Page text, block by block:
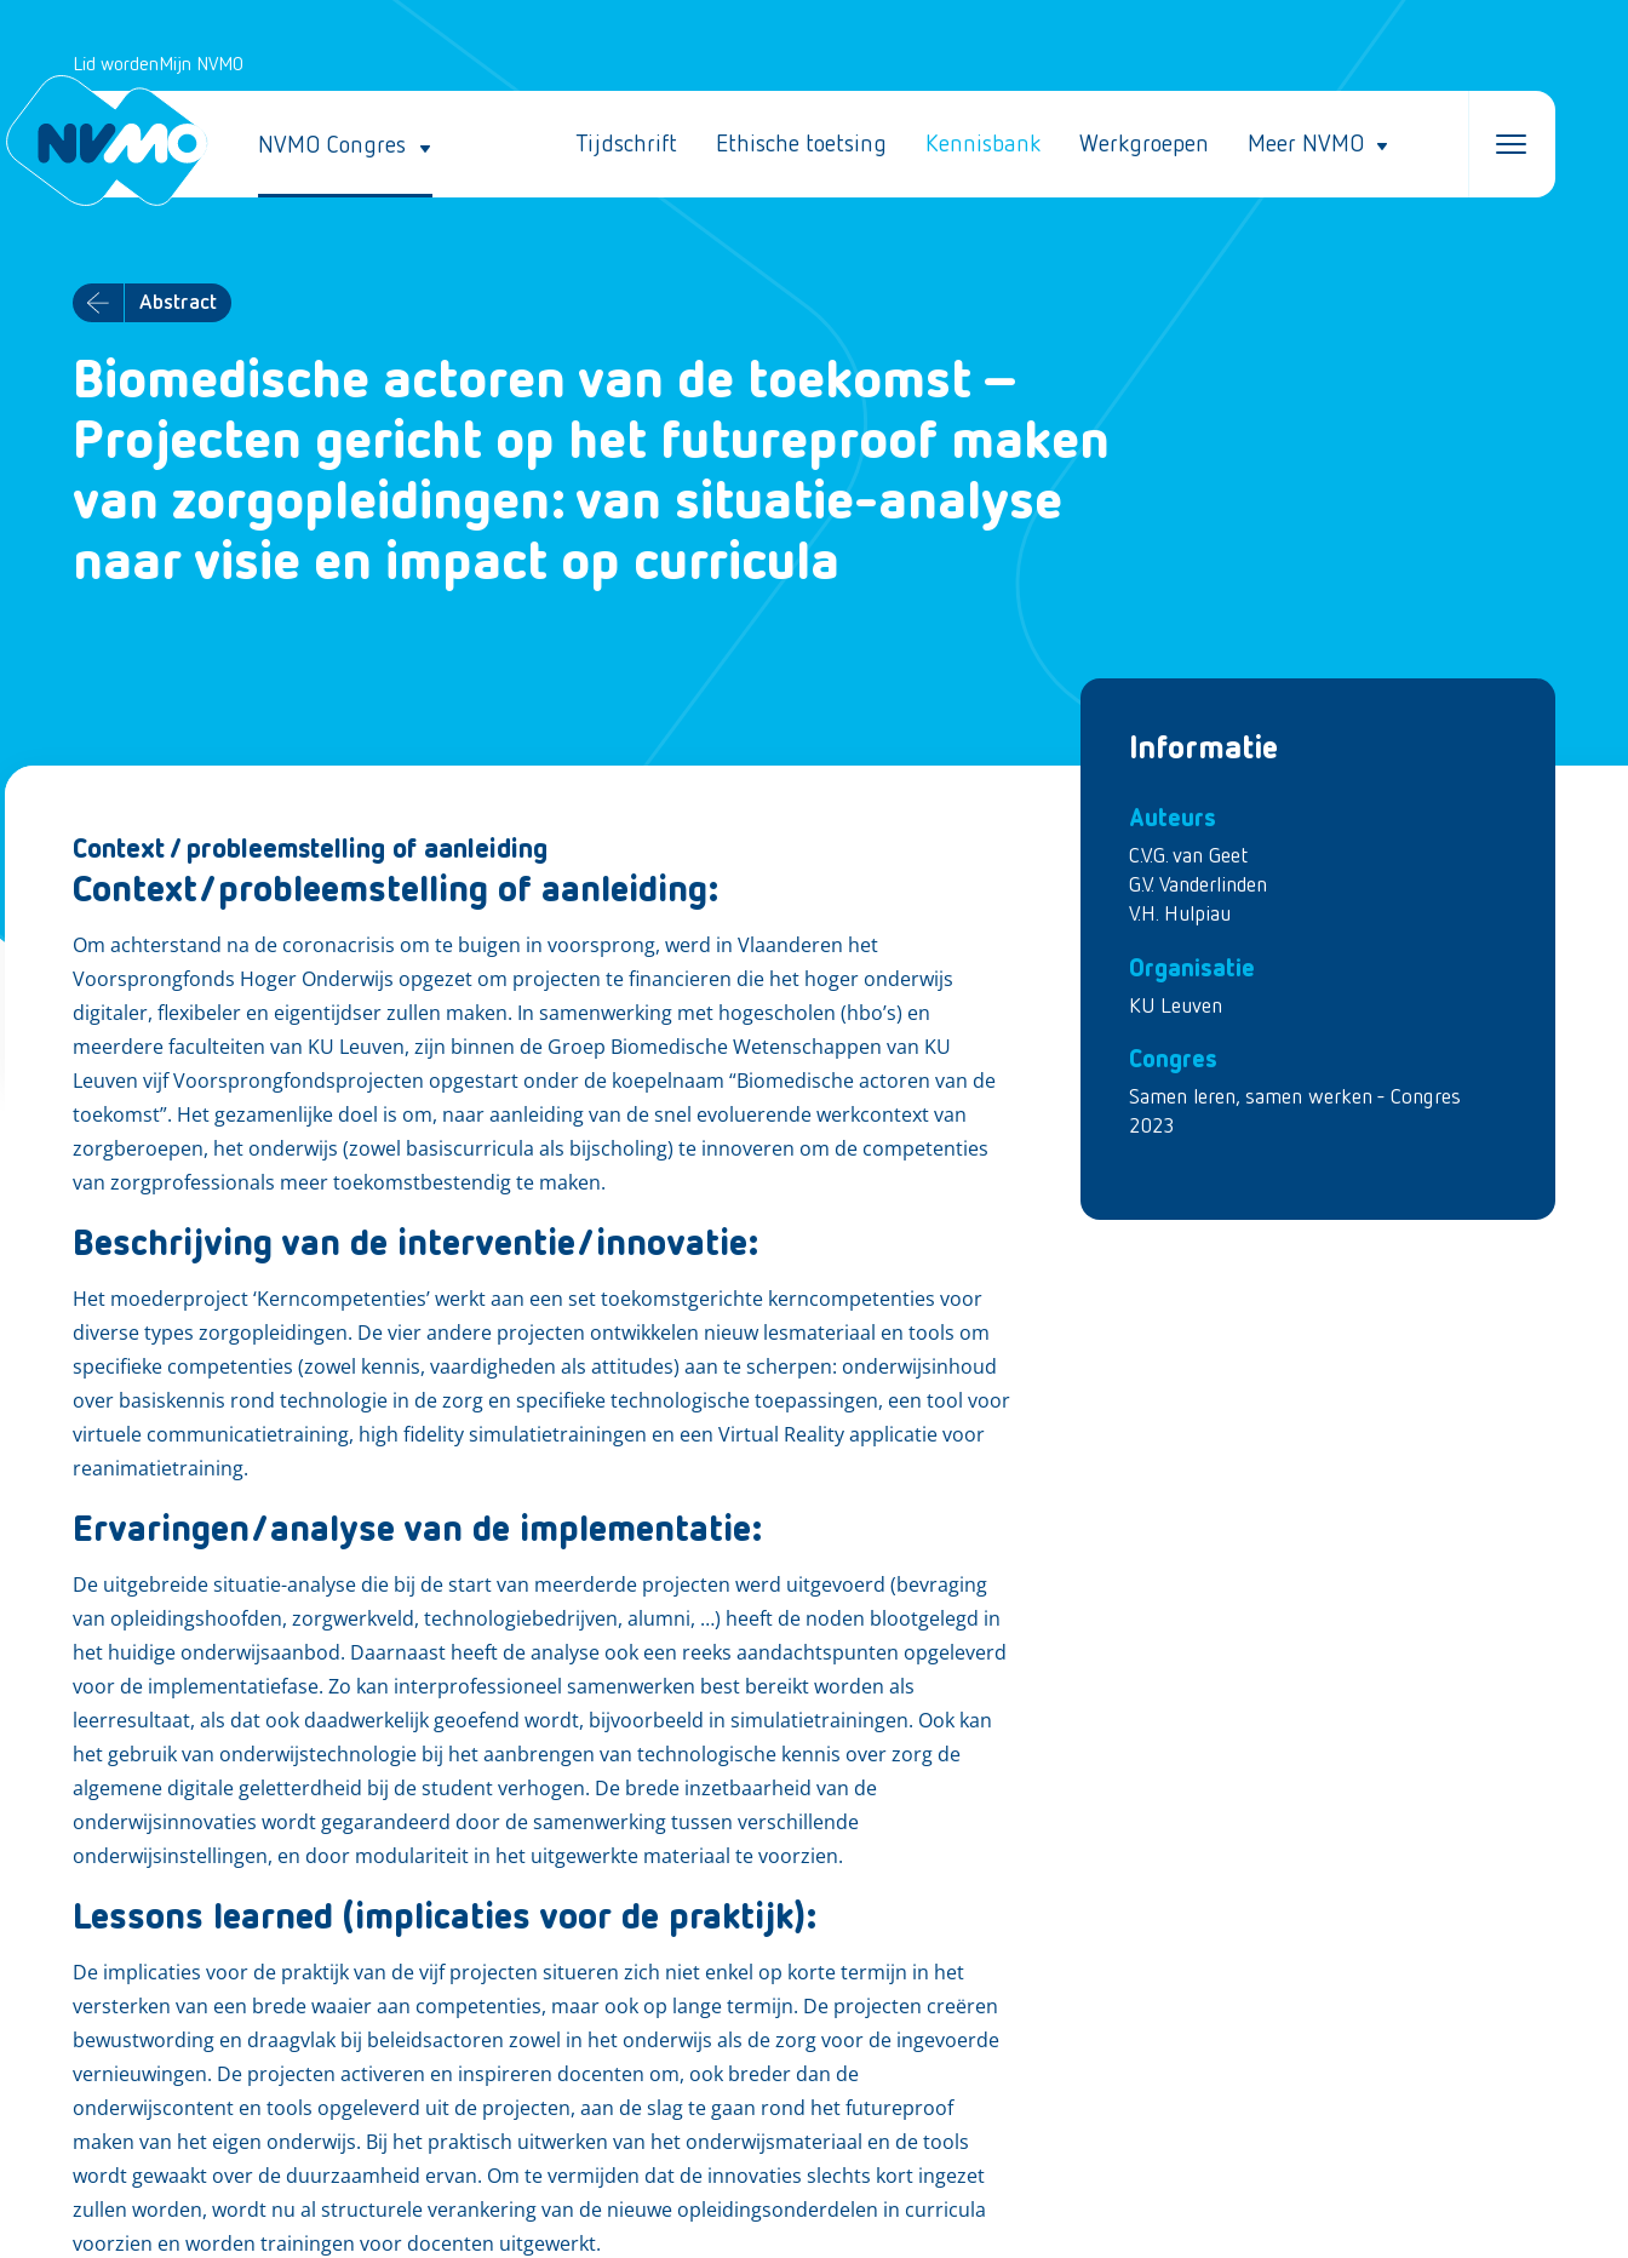
Lid wordenMijn NVMO
NVMO Congres Tijdschrift Ethische toetsing Kennisbank Werkgroepen Meer NVMO
Abstract
Biomedische actoren van de toekomst –
Projecten gericht op het futureproof maken
van zorgopleidingen: van situatie-analyse
naar visie en impact op curricula
Informatie
Auteurs
C.V.G. van Geet
G.V. Vanderlinden
V.H. Hulpiau
Organisatie
KU Leuven
Congres
Samen leren, samen werken - Congres
2023
Context / probleemstelling of aanleiding
Context/probleemstelling of aanleiding:
Om achterstand na de coronacrisis om te buigen in voorsprong, werd in Vlaanderen het
Voorsprongfonds Hoger Onderwijs opgezet om projecten te financieren die het hoger onderwijs
digitaler, flexibeler en eigentijdser zullen maken. In samenwerking met hogescholen (hbo’s) en
meerdere faculteiten van KU Leuven, zijn binnen de Groep Biomedische Wetenschappen van KU
Leuven vijf Voorsprongfondsprojecten opgestart onder de koepelnaam “Biomedische actoren van de
toekomst”. Het gezamenlijke doel is om, naar aanleiding van de snel evoluerende werkcontext van
zorgberoepen, het onderwijs (zowel basiscurricula als bijscholing) te innoveren om de competenties
van zorgprofessionals meer toekomstbestendig te maken.
Beschrijving van de interventie/innovatie:
Het moederproject ‘Kerncompetenties’ werkt aan een set toekomstgerichte kerncompetenties voor
diverse types zorgopleidingen. De vier andere projecten ontwikkelen nieuw lesmateriaal en tools om
specifieke competenties (zowel kennis, vaardigheden als attitudes) aan te scherpen: onderwijsinhoud
over basiskennis rond technologie in de zorg en specifieke technologische toepassingen, een tool voor
virtuele communicatietraining, high fidelity simulatietrainingen en een Virtual Reality applicatie voor
reanimatietraining.
Ervaringen/analyse van de implementatie:
De uitgebreide situatie-analyse die bij de start van meerderde projecten werd uitgevoerd (bevraging
van opleidingshoofden, zorgwerkveld, technologiebedrijven, alumni, …) heeft de noden blootgelegd in
het huidige onderwijsaanbod. Daarnaast heeft de analyse ook een reeks aandachtspunten opgeleverd
voor de implementatiefase. Zo kan interprofessioneel samenwerken best bereikt worden als
leerresultaat, als dat ook daadwerkelijk geoefend wordt, bijvoorbeeld in simulatietrainingen. Ook kan
het gebruik van onderwijstechnologie bij het aanbrengen van technologische kennis over zorg de
algemene digitale geletterdheid bij de student verhogen. De brede inzetbaarheid van de
onderwijsinnovaties wordt gegarandeerd door de samenwerking tussen verschillende
onderwijsinstellingen, en door modulariteit in het uitgewerkte materiaal te voorzien.
Lessons learned (implicaties voor de praktijk):
De implicaties voor de praktijk van de vijf projecten situeren zich niet enkel op korte termijn in het
versterken van een brede waaier aan competenties, maar ook op lange termijn. De projecten creëren
bewustwording en draagvlak bij beleidsactoren zowel in het onderwijs als de zorg voor de ingevoerde
vernieuwingen. De projecten activeren en inspireren docenten om, ook breder dan de
onderwijscontent en tools opgeleverd uit de projecten, aan de slag te gaan rond het futureproof
maken van het eigen onderwijs. Bij het praktisch uitwerken van het onderwijsmateriaal en de tools
wordt gewaakt over de duurzaamheid ervan. Om te vermijden dat de innovaties slechts kort ingezet
zullen worden, wordt nu al structurele verankering van de nieuwe opleidingsonderdelen in curricula
voorzien en worden trainingen voor docenten uitgewerkt.